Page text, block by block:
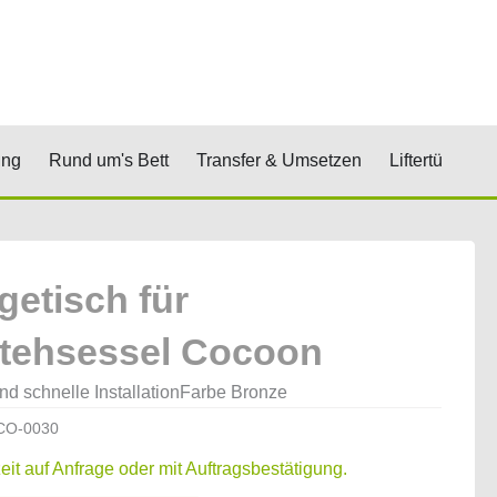
& Stufen
Öffne Positionierung
Rund um's Bett Öffne Rund um's Bett
Transfer & Umsetzen Öffne Transfer
Liftertücher
für
Cocoon
schnelle InstallationFarbe Bronze
0030
auf Anfrage oder mit Auftragsbestätigung.